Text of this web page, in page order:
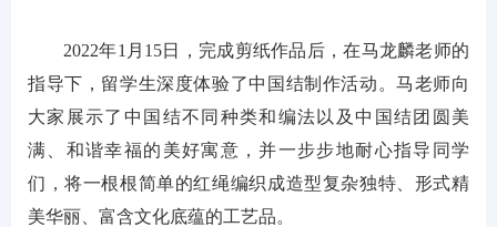
2022年1月15日，完成剪纸作品后，在马龙麟老师的
指导下，留学生深度体验了中国结制作活动。马老师向
大家展示了中国结不同种类和编法以及中国结团圆美
满、和谐幸福的美好寓意，并一步步地耐心指导同学
们，将一根根简单的红绳编织成造型复杂独特、形式精
美华丽、富含文化底蕴的工艺品。